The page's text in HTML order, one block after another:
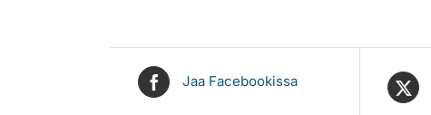
Jaa Facebookissa